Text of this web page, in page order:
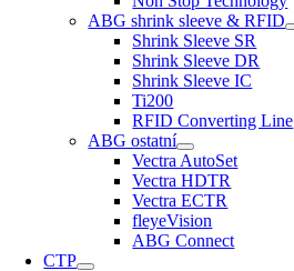
ABG shrink sleeve & RFID
Shrink Sleeve SR
Shrink Sleeve DR
Shrink Sleeve IC
Ti200
RFID Converting Line
ABG ostatní
Vectra AutoSet
Vectra HDTR
Vectra ECTR
fleyeVision
ABG Connect
CTP